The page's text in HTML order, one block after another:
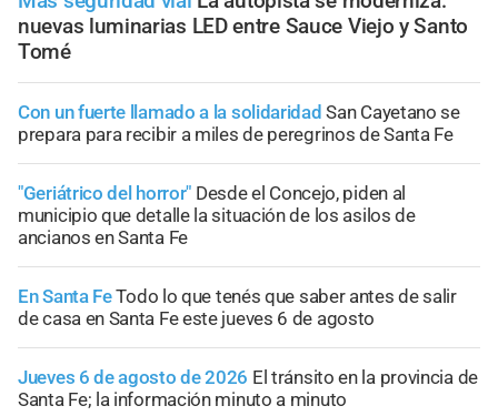
nuevas luminarias LED entre Sauce Viejo y Santo
Tomé
Con un fuerte llamado a la solidaridad San Cayetano se
prepara para recibir a miles de peregrinos de Santa Fe
"Geriátrico del horror" Desde el Concejo, piden al
municipio que detalle la situación de los asilos de
ancianos en Santa Fe
En Santa FeTodo lo que tenés que saber antes de salir
de casa en Santa Fe este jueves 6 de agosto
Jueves 6 de agosto de 2026 El tránsito en la provincia de
Santa Fe; la información minuto a minuto